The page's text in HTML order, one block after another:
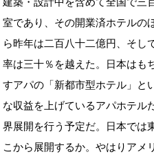
室であり、その開業済ホテルの
ら昨年は二百八十二億円、そし
率は三十％を越えた。日本はも
すアパの「新都市型ホテル」と
な収益を上げているアパホテル
界展開を行う予定だ。日本では
こから展開するか。やはりアメ